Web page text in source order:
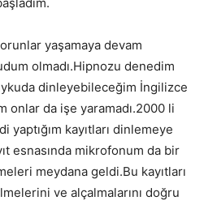
yaşamaya devam
olmadı.Hipnozu denedim
dinleyebileceğim İngilizce
onlar da işe yaramadı.2000 li
yaptığım kayıtları dinlemeye
esnasında mikrofonum da bir
meydana geldi.Bu kayıtları
ve alçalmalarını doğru